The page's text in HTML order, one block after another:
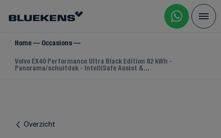
Home Occasions
Volvo EX40 Performance Ultra Black Edition 82 kWh -
Panorama/schuifdak - IntelliSafe Assist &...
Overzicht